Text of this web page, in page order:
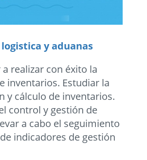
y aduanas
realizar con éxito la
inventarios. Estudiar la
y cálculo de inventarios.
control y gestión de
a cabo el seguimiento
indicadores de gestión